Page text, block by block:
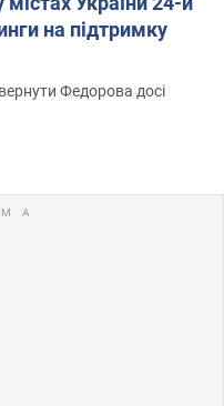
на підтримку
Федорова досі